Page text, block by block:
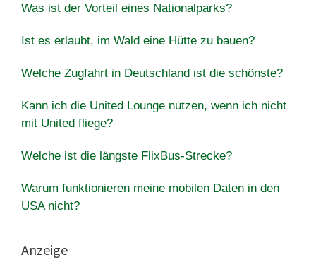
Was ist der Vorteil eines Nationalparks?
Ist es erlaubt, im Wald eine Hütte zu bauen?
Welche Zugfahrt in Deutschland ist die schönste?
Kann ich die United Lounge nutzen, wenn ich nicht
mit United fliege?
Welche ist die längste FlixBus-Strecke?
Warum funktionieren meine mobilen Daten in den
USA nicht?
Anzeige